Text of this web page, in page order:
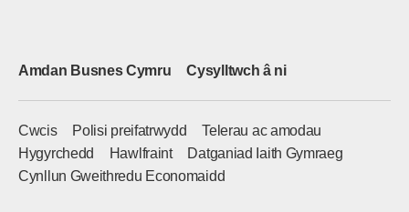
Amdan Busnes Cymru Cysylltwch â ni
Cwcis Polisi preifatrwydd
Telerau ac amodau
Hygyrchedd
Hawlfraint
Datganiad Iaith Gymraeg
Cynllun Gweithredu Economaidd